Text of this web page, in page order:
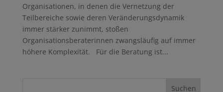
Organisationen, in denen die Vernetzung der
Teilbereiche sowie deren Verände­rungsdynamik
immer stärker zunimmt, stoßen
Organisationsberaterinnen zwangsläufig auf immer
höhere Komplexität. Für die Beratung ist...